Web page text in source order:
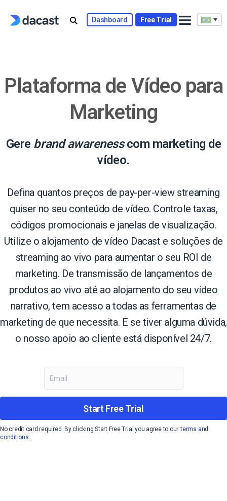
Dashboard Free Trial
Plataforma de Vídeo para
Marketing
Gere brand awarenesscom marketing de
vídeo.
Defina quantos preços de pay-per-view streaming
quiser no seu conteúdo de vídeo. Controle taxas,
códigos promocionais e janelas de visualização.
Utilize o alojamento de vídeo Dacast e soluções de
streaming ao vivo para aumentar o seu ROI de
marketing. De transmissão de lançamentos de
produtos ao vivo até ao alojamento do seu vídeo
narrativo, tem acesso a todas as ferramentas de
marketing de que necessita. E se tiver alguma dúvida,
o nosso apoio ao cliente está disponível 24/7.
Start Free Trial
No credit card required. By clicking Start Free Trial you agree to our terms and
conditions.